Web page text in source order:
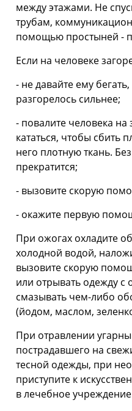
между этажами. Не
трубам,
помощью простыней -
Если на человеке
- не давайте ему
разгорелось сильнее;
- повалите человека на
кататься, чтобы сбить
него плотную ткань.
прекратится;
- вызовите скорую
- окажите первую
При ожогах охладите
холодной водой,
вызовите скорую
или отрывать одежду с
смазывать чем-либо
(йодом, маслом,
При отравлении
пострадавшего на
тесной одежды, при
приступите к
в лечебное